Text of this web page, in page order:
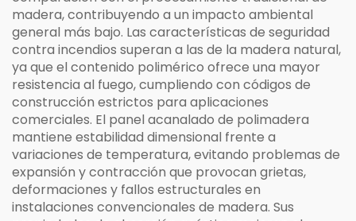
madera, contribuyendo a un impacto ambiental
general más bajo. Las características de seguridad
contra incendios superan a las de la madera natural,
ya que el contenido polimérico ofrece una mayor
resistencia al fuego, cumpliendo con códigos de
construcción estrictos para aplicaciones
comerciales. El panel acanalado de polimadera
mantiene estabilidad dimensional frente a
variaciones de temperatura, evitando problemas de
expansión y contracción que provocan grietas,
deformaciones y fallos estructurales en
instalaciones convencionales de madera. Sus